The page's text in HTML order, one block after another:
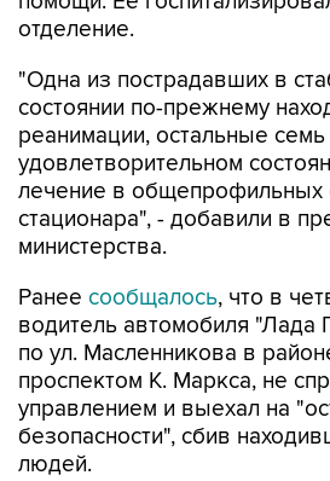
отделение.
"Одна из пострадавших в
состоянии по-прежнему
реанимации, остальные
удовлетворительном
лечение в общепрофильных
стационара", - добавили в
министерства.
Ранее сообщалось, что в
водитель автомобиля "Лада
по ул. Масленникова в
проспектом К. Маркса, не
управлением и выехал на
безопасности", сбив
людей.